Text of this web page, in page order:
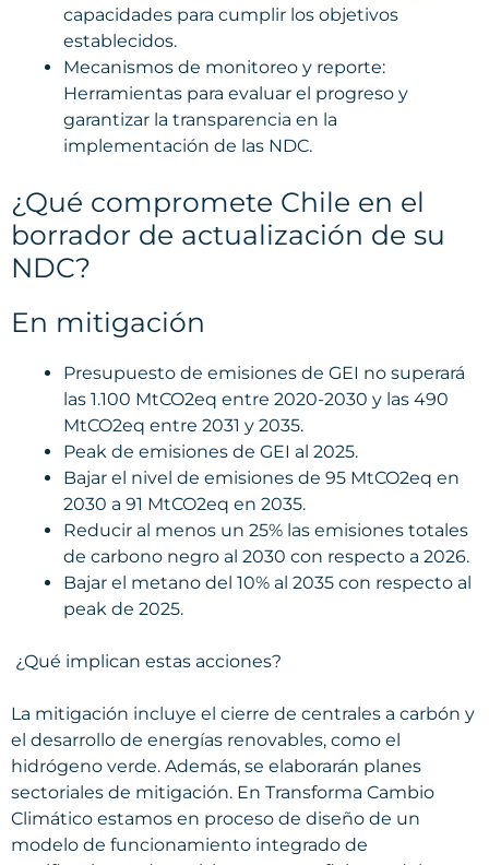
capacidades para cumplir los objetivos
establecidos.
Mecanismos de monitoreo y reporte:
Herramientas para evaluar el progreso y
garantizar la transparencia en la
implementación de las NDC.
¿Qué compromete Chile en el
borrador de actualización de su
NDC?
En mitigación
Presupuesto de emisiones de GEI no superará
las 1.100 MtCO2eq entre 2020-2030 y las 490
MtCO2eq entre 2031 y 2035.
Peak de emisiones de GEI al 2025.
Bajar el nivel de emisiones de 95 MtCO2eq en
2030 a 91 MtCO2eq en 2035.
Reducir al menos un 25% las emisiones totales
de carbono negro al 2030 con respecto a 2026.
Bajar el metano del 10% al 2035 con respecto al
peak de 2025.
¿Qué implican estas acciones?
La mitigación incluye el cierre de centrales a carbón y
el desarrollo de energías renovables, como el
hidrógeno verde. Además, se elaborarán planes
sectoriales de mitigación. En Transforma Cambio
Climático estamos en proceso de diseño de un
modelo de funcionamiento integrado de